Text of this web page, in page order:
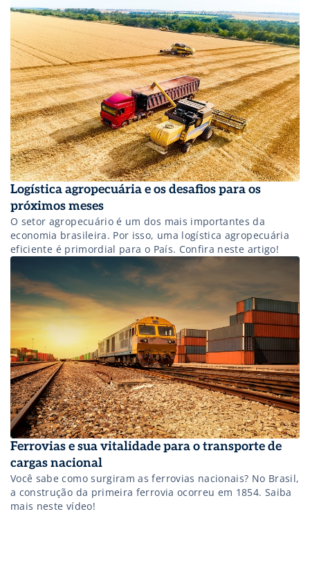
Logística agropecuária e os desafios para os
próximos meses
O setor agropecuário é um dos mais importantes da
economia brasileira. Por isso, uma logística agropecuária
eficiente é primordial para o País. Confira neste artigo!
Ferrovias e sua vitalidade para o transporte de
cargas nacional
Você sabe como surgiram as ferrovias nacionais? No Brasil,
a construção da primeira ferrovia ocorreu em 1854. Saiba
mais neste vídeo!